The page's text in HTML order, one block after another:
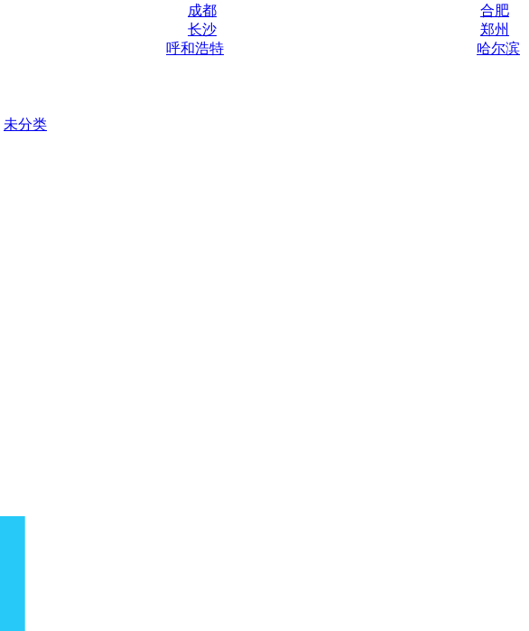
成都 合肥
长沙 郑州
呼和浩特 哈尔滨
未分类